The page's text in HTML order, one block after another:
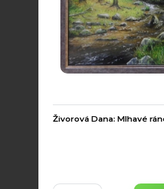
Živorová Dana: Mlhavé